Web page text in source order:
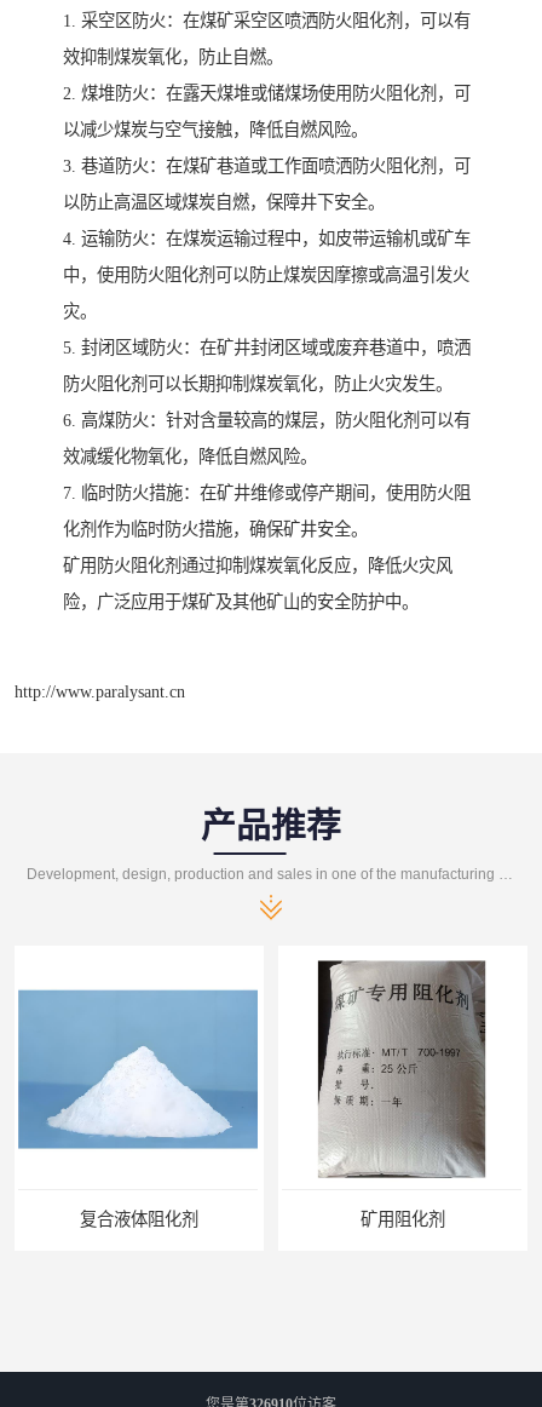
1. 采空区防火：在煤矿采空区喷洒防火阻化剂，可以有
效抑制煤炭氧化，防止自燃。
2. 煤堆防火：在露天煤堆或储煤场使用防火阻化剂，可
以减少煤炭与空气接触，降低自燃风险。
3. 巷道防火：在煤矿巷道或工作面喷洒防火阻化剂，可
以防止高温区域煤炭自燃，保障井下安全。
4. 运输防火：在煤炭运输过程中，如皮带运输机或矿车
中，使用防火阻化剂可以防止煤炭因摩擦或高温引发火
灾。
5. 封闭区域防火：在矿井封闭区域或废弃巷道中，喷洒
防火阻化剂可以长期抑制煤炭氧化，防止火灾发生。
6. 高煤防火：针对含量较高的煤层，防火阻化剂可以有
效减缓化物氧化，降低自燃风险。
7. 临时防火措施：在矿井维修或停产期间，使用防火阻
化剂作为临时防火措施，确保矿井安全。
矿用防火阻化剂通过抑制煤炭氧化反应，降低火灾风
险，广泛应用于煤矿及其他矿山的安全防护中。
http://www.paralysant.cn
产品推荐
Development, design, production and sales in one of the manufacturing enterprises
矿用阻化剂 悬浮剂配方